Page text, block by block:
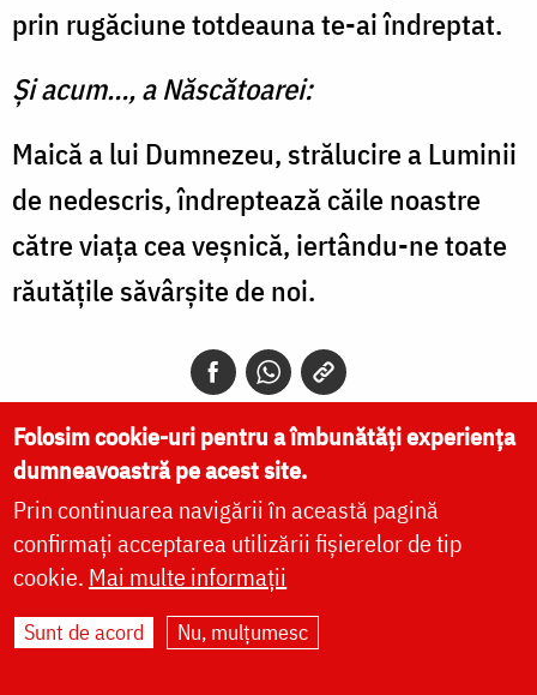
prin rugăciune totdeauna te-ai îndreptat.
Și acum…, a Născătoarei:
Maică a lui Dumnezeu, strălucire a Luminii
de nedescris, îndreptează căile noastre
către viața cea veșnică, iertându-ne toate
răutățile săvârșite de noi.
Alătură-te comunității noastre pe
WhatsApp, Instagramși Telegram
Folosim cookie-uri pentru a îmbunătăți experiența
dumneavoastră pe acest site.
Prin continuarea navigării în această pagină
confirmați acceptarea utilizării fișierelor de tip
cookie. Mai multe informații
Sunt de acord Nu, mulțumesc